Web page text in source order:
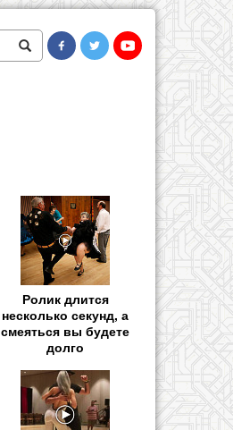
Ролик длится
несколько секунд, а
смеяться вы будете
долго